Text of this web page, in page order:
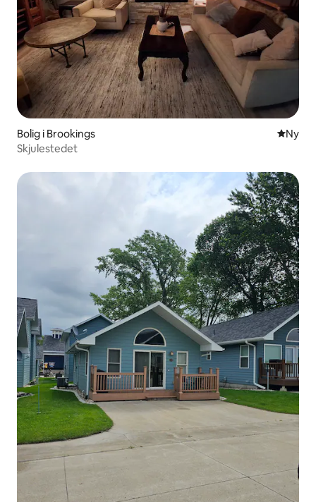
Bolig i Brookings Nyt
Ny
Skjulestedet